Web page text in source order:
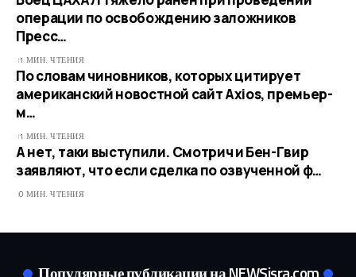
операции по освобождению заложников
Пресс…
1 МИН. ЧТЕНИЯ
По словам чиновников, которых цитирует
американский новостной сайт Axios, премьер-
м…
1 МИН. ЧТЕНИЯ
А нет, таки выступили. Смотрич и Бен-Гвир
заявляют, что если сделка по озвученной ф…
0 МИН. ЧТЕНИЯ